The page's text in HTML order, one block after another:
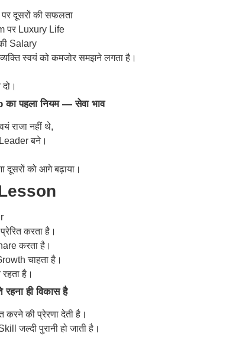
दूसरों की सफलता
पर Luxury Life
Salary
स्वयं को कमजोर समझने लगता है।
पहला नियम — सेवा भाव
राजा नहीं थे,
बने।
दूसरों को आगे बढ़ाया।
करता है।
करता है।
चाहता है।
है।
ही विकास है
करने की प्रेरणा देती है।
जल्दी पुरानी हो जाती है।